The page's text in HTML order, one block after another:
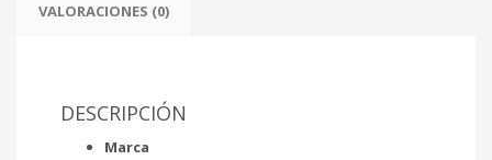
VALORACIONES (0)
DESCRIPCIÓN
Marca